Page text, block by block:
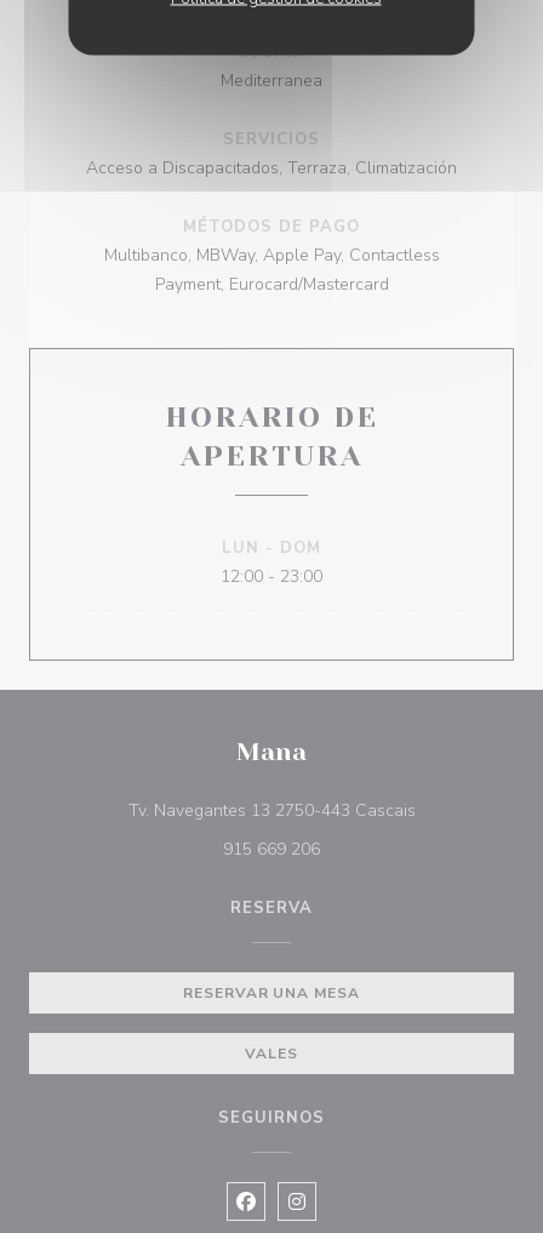
COCINA
Mediterranea
SERVICIOS
Acceso a Discapacitados, Terraza, Climatización
MÉTODOS DE PAGO
Multibanco, MBWay, Apple Pay, Contactless
Payment, Eurocard/Mastercard
HORARIO DE
APERTURA
LUN - DOM
12:00 - 23:00
Mana
Tv. Navegantes 13 2750-443 Cascais((abre en una
915 669 206
RESERVA
RESERVAR UNA MESA
VALES
SEGUIRNOS
Facebook ((abre en una nueva
Instagram ((abre en una